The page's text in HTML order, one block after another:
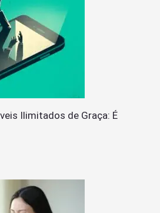
Ilimitados de Graça: É